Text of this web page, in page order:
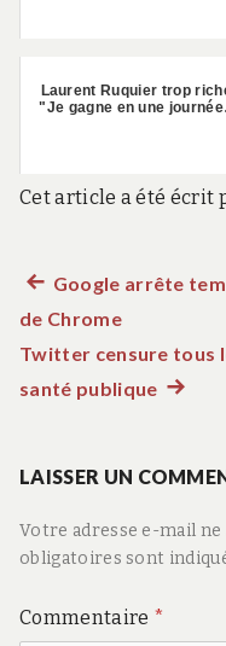
Laurent Ruquier trop
"Je gagne en une
Cet article a été écrit
Navigation
de
Article
précédent :
Google arrête
de Chrome
Twitter censure tous
santé publiqueArticle
LAISSER UN
Votre adresse e-mail ne
obligatoires sont
Commentaire *